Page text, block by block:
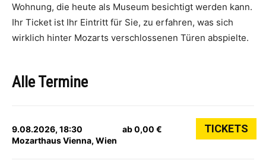
Wohnung, die heute als Museum besichtigt werden kann.
Ihr Ticket ist Ihr Eintritt für Sie, zu erfahren, was sich
wirklich hinter Mozarts verschlossenen Türen abspielte.
Alle Termine
9.08.2026, 18:30
Mozarthaus Vienna, Wien
ab 0,00 € TICKETS